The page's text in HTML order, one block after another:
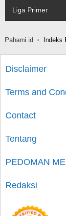
Liga Primer
Pahami.id Indeks
Disclaimer
Terms and
Contact
Tentang
PEDOMAN
Redaksi